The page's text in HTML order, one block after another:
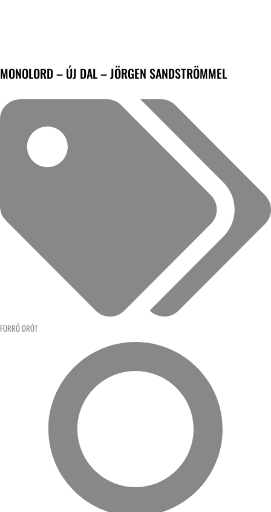
MONOLORD – ÚJ DAL – JÖRGEN SANDSTRÖMMEL
FORRÓ DRÓT